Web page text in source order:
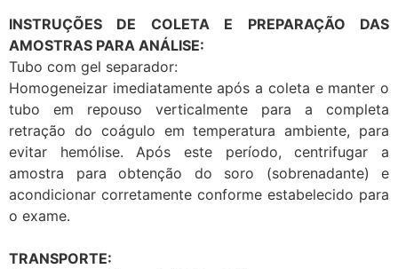
INSTRUÇÕES DE COLETA E PREPARAÇÃO DAS
AMOSTRAS PARA ANÁLISE:
Tubo com gel separador:
Homogeneizar imediatamente após a coleta e manter o
tubo em repouso verticalmente para a completa
retração do coágulo em temperatura ambiente, para
evitar hemólise. Após este período, centrifugar a
amostra para obtenção do soro (sobrenadante) e
acondicionar corretamente conforme estabelecido para
o exame.
TRANSPORTE: